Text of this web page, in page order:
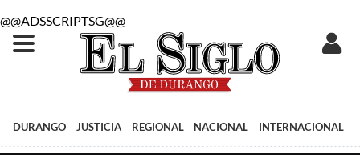
@@ADSSCRIPTSG@@
DURANGO JUSTICIA REGIONAL NACIONAL INTERNACIONAL